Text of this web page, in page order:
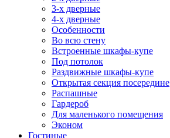
3-х дверные
4-х дверные
Особенности
Во всю стену
Встроенные шкафы-купе
Под потолок
Раздвижные шкафы-купе
Открытая секция посередине
Распашные
Гардероб
Для маленького помещения
Эконом
Гостиные